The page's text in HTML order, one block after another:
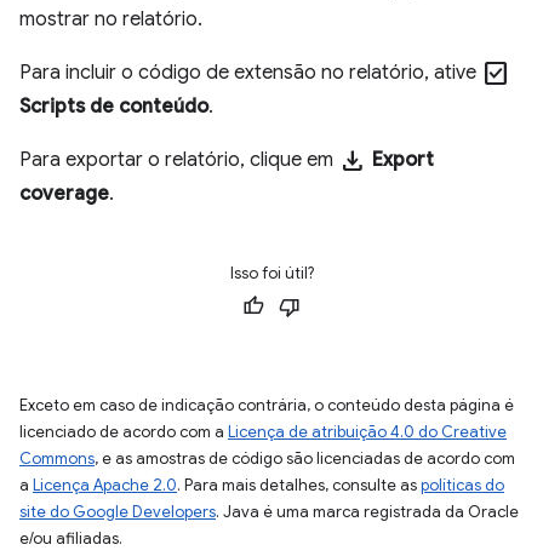
mostrar no relatório.
Para incluir o código de extensão no relatório, ative check_box
Scripts de conteúdo.
Para exportar o relatório, clique em download Export
coverage.
Isso foi útil?
Exceto em caso de indicação contrária, o conteúdo desta página é
licenciado de acordo com a Licença de atribuição 4.0 do Creative
Commons, e as amostras de código são licenciadas de acordo com
a Licença Apache 2.0. Para mais detalhes, consulte aspolíticas do
site do Google Developers. Java é uma marca registrada da Oracle
e/ou afiliadas.